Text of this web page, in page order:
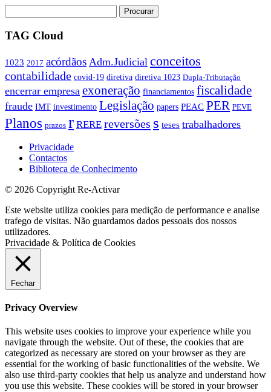
TAG Cloud
1023 2017 acórdãos Adm.Judicial conceitos
contabilidade covid-19 diretiva diretiva 1023 Dupla-Tributação
encerrar empresa exoneração financiamentos fiscalidade
fraude IMT investimento Legislação papers PEAC PER PEVE
Planos prazos r RERE reversões s teses trabalhadores
Privacidade
Contactos
Biblioteca de Conhecimento
© 2026 Copyright Re-Activar
Este website utiliza cookies para medição de performance e analise
trafego de visitas. Não guardamos dados pessoais dos nossos
utilizadores.
Privacidade & Política de Cookies
Fechar
Privacy Overview
This website uses cookies to improve your experience while you
navigate through the website. Out of these, the cookies that are
categorized as necessary are stored on your browser as they are
essential for the working of basic functionalities of the website. We
also use third-party cookies that help us analyze and understand how
you use this website. These cookies will be stored in your browser